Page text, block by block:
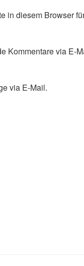
in diesem Browser
Kommentare via E-
via E-Mail.